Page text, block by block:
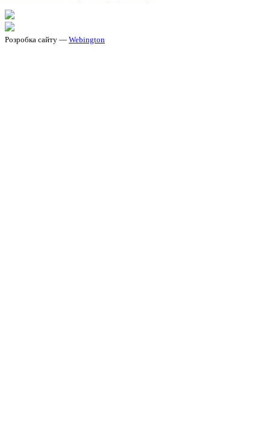
Розробка сайту — Webington